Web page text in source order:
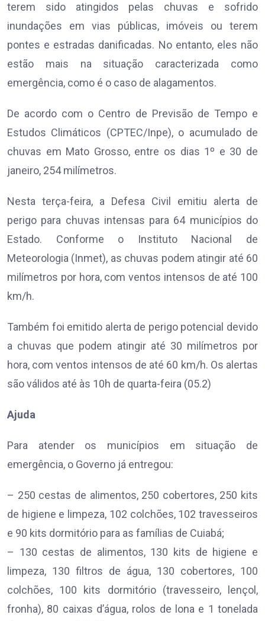
terem sido atingidos pelas chuvas e sofrido
inundações em vias públicas, imóveis ou terem
pontes e estradas danificadas. No entanto, eles não
estão mais na situação caracterizada como
emergência, como é o caso de alagamentos.
De acordo com o Centro de Previsão de Tempo e
Estudos Climáticos (CPTEC/Inpe), o acumulado de
chuvas em Mato Grosso, entre os dias 1º e 30 de
janeiro, 254 milímetros.
Nesta terça-feira, a Defesa Civil emitiu alerta de
perigo para chuvas intensas para 64 municípios do
Estado. Conforme o Instituto Nacional de
Meteorologia (Inmet), as chuvas podem atingir até 60
milímetros por hora, com ventos intensos de até 100
km/h.
Também foi emitido alerta de perigo potencial devido
a chuvas que podem atingir até 30 milímetros por
hora, com ventos intensos de até 60 km/h. Os alertas
são válidos até às 10h de quarta-feira (05.2)
Ajuda
Para atender os municípios em situação de
emergência, o Governo já entregou:
– 250 cestas de alimentos, 250 cobertores, 250 kits
de higiene e limpeza, 102 colchões, 102 travesseiros
e 90 kits dormitório para as famílias de Cuiabá;
– 130 cestas de alimentos, 130 kits de higiene e
limpeza, 130 filtros de água, 130 cobertores, 100
colchões, 100 kits dormitório (travesseiro, lençol,
fronha), 80 caixas d’água, rolos de lona e 1 tonelada